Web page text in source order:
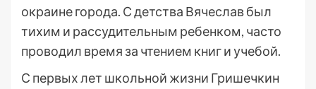
окраине города. С детства Вячеслав был
тихим и рассудительным ребенком, часто
проводил время за чтением книг и учебой.
С первых лет школьной жизни Гришечкин